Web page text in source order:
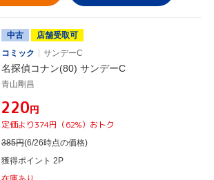
中古
店舗受取可
コミック
サンデーC
名探偵コナン(80) サンデーC
青山剛昌
¥220円
定価より374円（62%）おトク
385円(6/26時点の価格)
獲得ポイント 2P